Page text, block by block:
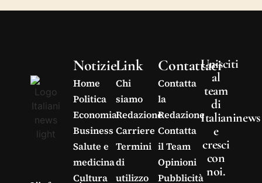
Notizie
Home
Politica
Economia
Business
Salute e
medicina
Cultura
Link
Chi
siamo
Redazione
Carriere
Termini
di
utilizzo
Contattaci
Contatta
la
Redazione
Contatta
il Team
Opinioni
Pubblicità
Unisciti
al
team
di
Italianinews
e
cresci
con
noi.